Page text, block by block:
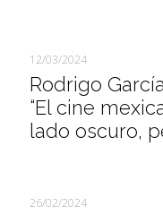
12/03/2024
Rodrigo
“El cine
lado oscuro,
26/02/2024